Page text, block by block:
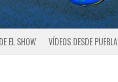
EL SHOW VÍDEOS DESDE PUEBLA